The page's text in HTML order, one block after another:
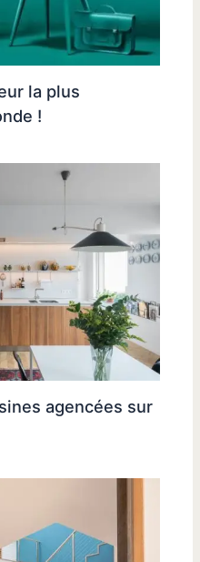
la plus
!
agencées sur